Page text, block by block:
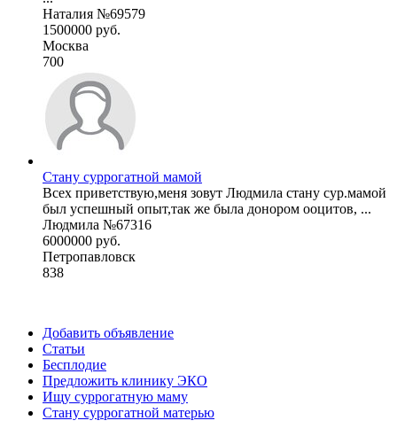
Наталия №69579
1500000 руб.
Москва
700
Стану суррогатной мамой
Всех приветствую,меня зовут Людмила стану сур.мамой
был успешный опыт,так же была донором ооцитов, ...
Людмила №67316
6000000 руб.
Петропавловск
838
Добавить объявление
Статьи
Бесплодие
Предложить клинику ЭКО
Ищу суррогатную маму
Стану суррогатной матерью